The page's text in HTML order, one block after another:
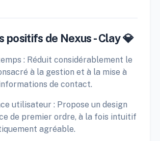
positifs de Nexus - Clay 💎
: Réduit considérablement le
à la gestion et à la mise à
de contact.
utilisateur : Propose un design
de premier ordre, à la fois intuitif
agréable.